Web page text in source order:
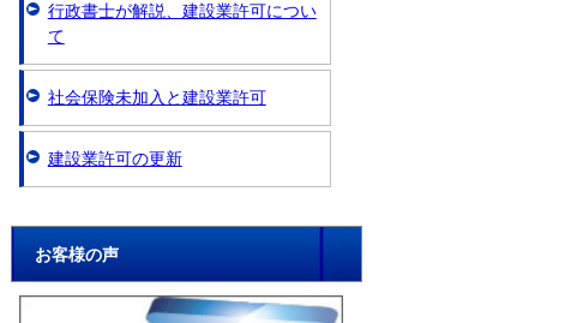
行政書士が解説、建設業許可につい
て
社会保険未加入と建設業許可
建設業許可の更新
お客様の声